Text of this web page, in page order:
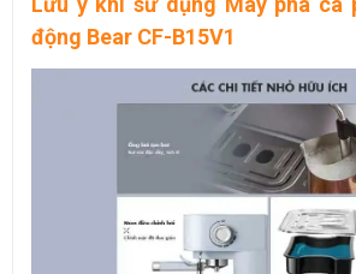
động Bear CF-B15V1